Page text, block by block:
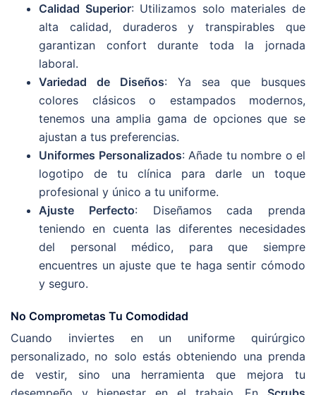
Calidad Superior: Utilizamos solo materiales de
alta calidad, duraderos y transpirables que
garantizan confort durante toda la jornada
laboral.
Variedad de Diseños: Ya sea que busques
colores clásicos o estampados modernos,
tenemos una amplia gama de opciones que se
ajustan a tus preferencias.
Uniformes Personalizados: Añade tu nombre o el
logotipo de tu clínica para darle un toque
profesional y único a tu uniforme.
Ajuste Perfecto: Diseñamos cada prenda
teniendo en cuenta las diferentes necesidades
del personal médico, para que siempre
encuentres un ajuste que te haga sentir cómodo
y seguro.
No Comprometas Tu Comodidad
Cuando inviertes en un uniforme quirúrgico
personalizado, no solo estás obteniendo una prenda
de vestir, sino una herramienta que mejora tu